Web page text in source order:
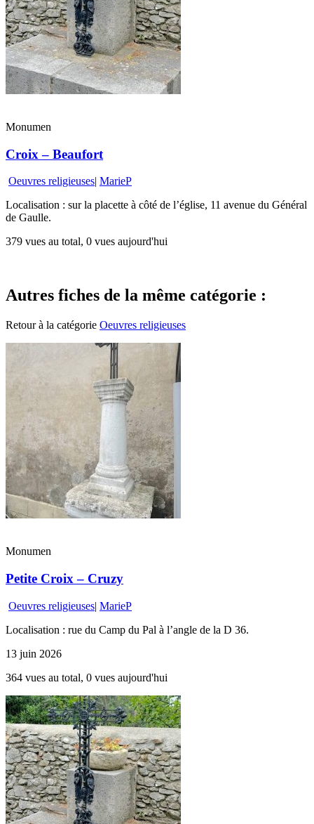
Monumen
Croix – Beaufort
Oeuvres religieuses| MarieP
Localisation : sur la placette à côté de l’église, 11 avenue du Général
de Gaulle.
379 vues au total, 0 vues aujourd'hui
Autres fiches de la même catégorie :
Retour à la catégorie Oeuvres religieuses
Monumen
Petite Croix – Cruzy
Oeuvres religieuses| MarieP
Localisation : rue du Camp du Pal à l’angle de la D 36.
13 juin 2026
364 vues au total, 0 vues aujourd'hui